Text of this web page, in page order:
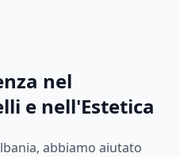
nel
e nell'Estetica
abbiamo aiutato